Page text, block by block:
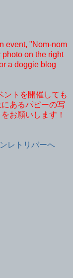
event, "Nom-nom
on the right
a doggie blog
ントを開催しても
あるパピーの写
お願いします！